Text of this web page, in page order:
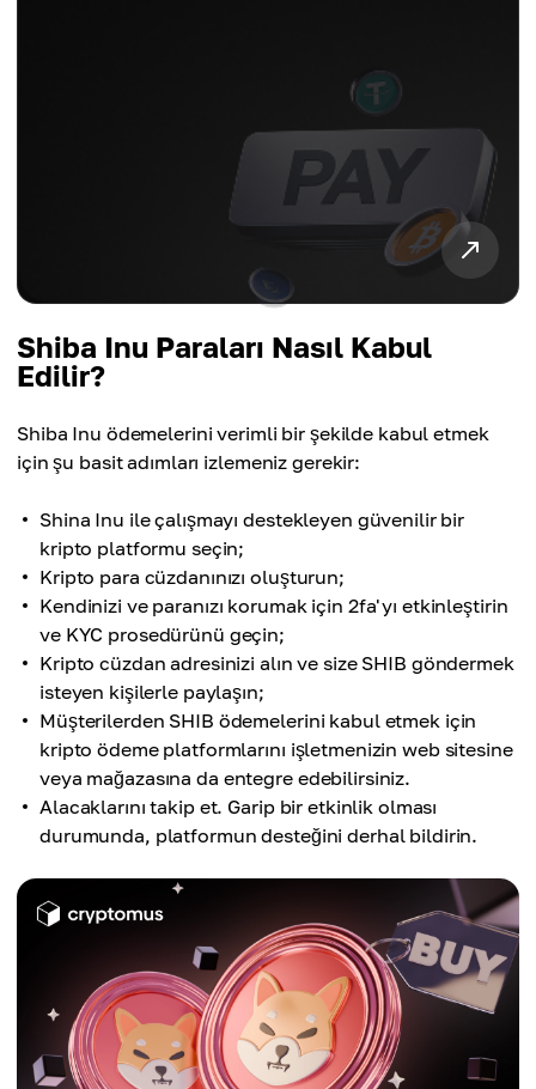
Shiba Inu Paraları Nasıl Kabul
Edilir?
Shiba Inu ödemelerini verimli bir şekilde kabul etmek
için şu basit adımları izlemeniz gerekir:
Shina Inu ile çalışmayı destekleyen güvenilir bir
kripto platformu seçin;
Kripto para cüzdanınızı oluşturun;
Kendinizi ve paranızı korumak için 2fa'yı etkinleştirin
ve KYC prosedürünü geçin;
Kripto cüzdan adresinizi alın ve size SHIB göndermek
isteyen kişilerle paylaşın;
Müşterilerden SHIB ödemelerini kabul etmek için
kripto ödeme platformlarını işletmenizin web sitesine
veya mağazasına da entegre edebilirsiniz.
Alacaklarını takip et. Garip bir etkinlik olması
durumunda, platformun desteğini derhal bildirin.